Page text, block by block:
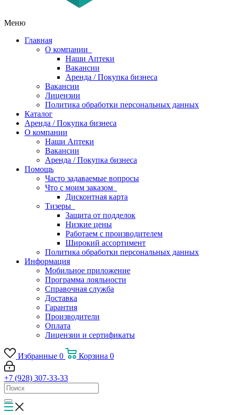
Меню
Главная
О компании
Наши Аптеки
Вакансии
Аренда / Покупка бизнеса
Вакансии
Лицензии
Политика обработки персональных данных
Каталог
Аренда / Покупка бизнеса
О компании
Наши Аптеки
Вакансии
Аренда / Покупка бизнеса
Помощь
Часто задаваемые вопросы
Что с моим заказом
Дисконтная карта
Тизеры
Защита от подделок
Низкие цены
Работаем с производителем
Широкий ассортимент
Политика обработки персональных данных
Информация
Мобильное приложение
Программа лояльности
Справочная служба
Доставка
Гарантия
Производители
Оплата
Лицензии и сертификаты
Избранные 0 Корзина 0
+7 (928) 307-33-33